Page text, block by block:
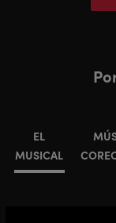
EL
MUSICAL